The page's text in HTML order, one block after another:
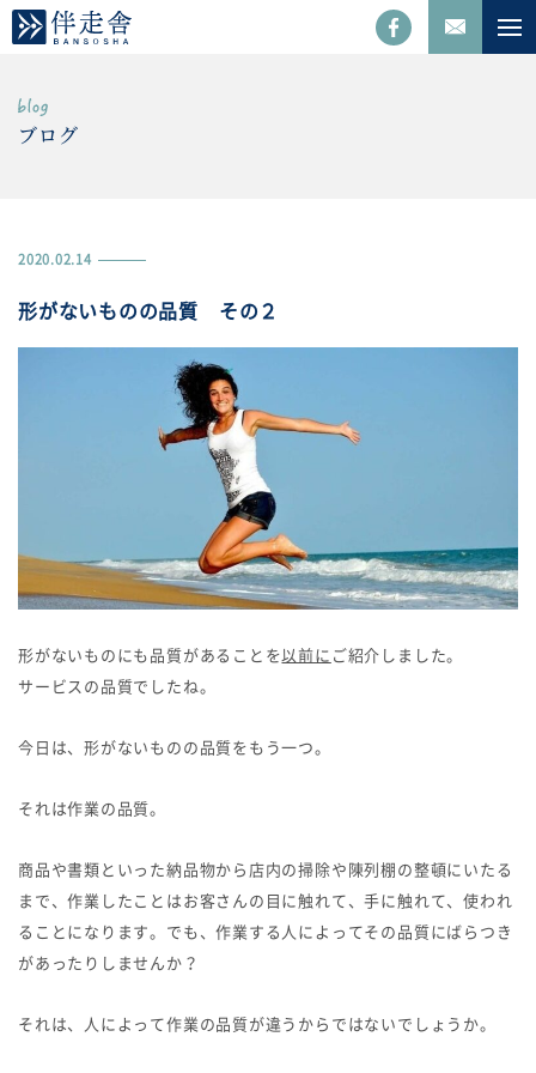
ブログ
2020.02.14
形がないものの品質 その２
形がないものにも品質があることを以前に ご紹介しました。
サービスの品質でしたね。
今日は、形がないものの品質をもう一つ。
それは作業の品質。
商品や書類といった納品物から店内の掃除や陳列棚の整頓にいたる
まで、作業したことはお客さんの目に触れて、手に触れて、使われ
ることになります。でも、作業する人によってその品質にばらつき
があったりしませんか？
それは、人によって作業の品質が違うからではないでしょうか。